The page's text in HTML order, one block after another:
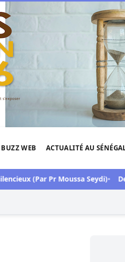
BUZZ WEB ACTUALITÉ AU
(Par Pr Moussa Seydi)